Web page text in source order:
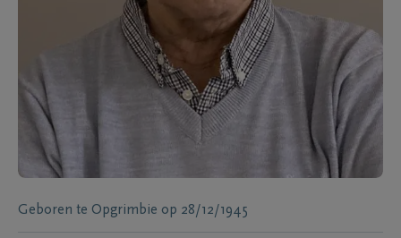
Geboren te Opgrimbie op 28/12/1945